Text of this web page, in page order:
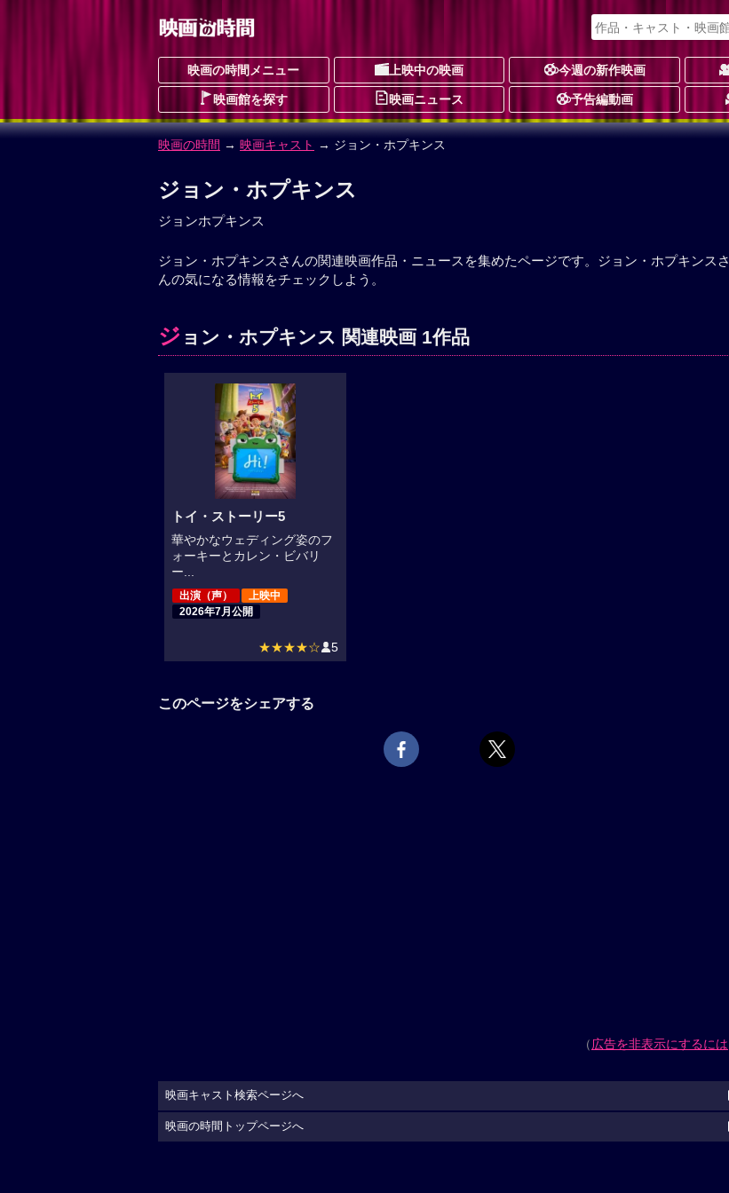
映画の時間メニュー 上映中の映画 今週の新作映画
映画館を探す 映画ニュース 予告編動画
映画の時間 → 映画キャスト → ジョン・ホプキンス
ジョン・ホプキンス
ジョンホプキンス
ジョン・ホプキンスさんの関連映画作品・ニュースを集めたページです。ジョン・ホプキンスさ
んの気になる情報をチェックしよう。
ジ ョン・ホプキンス 関連映画 1作品
トイ・ストーリー5
華やかなウェディング姿のフ
ォーキーとカレン・ビバリ
ー...
出演（声）
上映中
2026年7月公開
★★★★☆ 5
このページをシェアする
（広告を非表示にするには
映画キャスト検索ページへ
映画の時間トップページへ